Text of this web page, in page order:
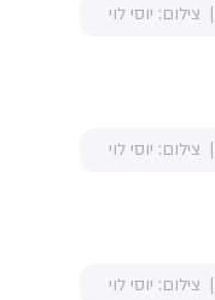
צילום: יוסי לוי
צילום: יוסי לוי
צילום: יוסי לוי